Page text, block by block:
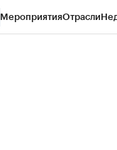
МероприятияОтрасли